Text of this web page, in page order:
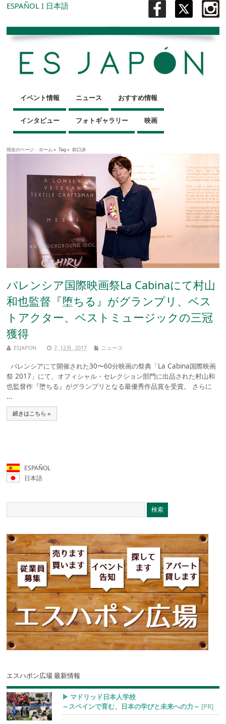
ESPAÑOL I 日本語
イベント情報 ニュース おすすめ情報
インタビュー フォトギャラリー 映画
現在のページ : ホーム » Tag » 前口渉
バレンシア国際映画祭La Cabinaにて村山
和也監督『堕ちる』がグランプリ、ベス
トアクター、ベストミュージックの三冠
獲得
ESJAPON 7, 12月, 2017 ニュース
バレンシアにて開催された30〜60分映画の祭典「La Cabina国際映画
祭 2017」にて、オフィシャル・セレクション部門に出品された村山和
也監督作『堕ちる』がグランプリとなる最優秀作品賞を受賞。 さらに
...
続きはこちら »
ESPAÑOL
日本語
エスハポン広場 最新情報
▶︎ マドリッド日本人学校
～スペインで育む、日本の学びと未来への力～ [PR]